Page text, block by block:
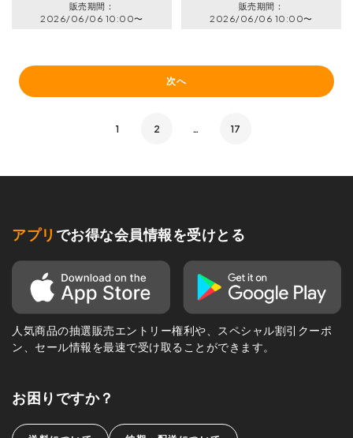
販売期間
2026/06/06 10:00〜
販売期間
2026/06/06 10:00〜
次へ
1 2 … 17
アプリ でお得な会員情報を受けとる
人気商品の抽選販売エントリー権利や、スペシャル割引クーポ
ン、セール情報を最速で受け取ることができます。
お困りですか？